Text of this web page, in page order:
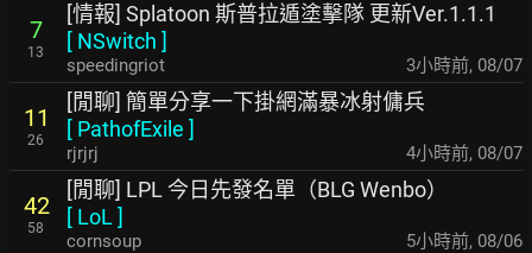
7
13
[情報] Splatoon 斯普拉遁塗擊隊 更新Ver.1.1.1
[ NSwitch ]
speedingriot 3小時前, 08/07
11
26
[閒聊] 簡單分享一下掛網滿暴冰射傭兵
[ PathofExile ]
rjrjrj 4小時前, 08/07
42
58
[閒聊] LPL 今日先發名單（BLG Wenbo）
[ LoL ]
cornsoup 5小時前, 08/06